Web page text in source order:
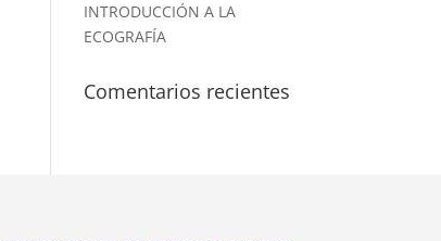
INTRODUCCIÓN A LA
ECOGRAFÍA
Comentarios recientes